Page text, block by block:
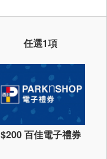
任選1項
$200 百佳電子禮券